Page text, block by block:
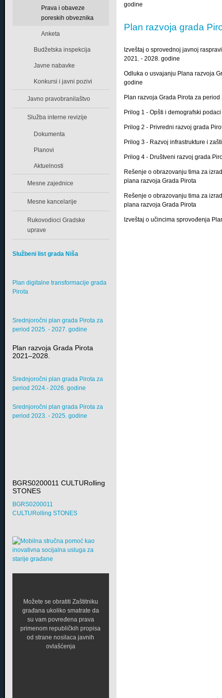
godine
Plan razvoja grada
Izveštaj o sprovednoj javnoj
2021. - 2028. godine
Odluka o usvajanju Plana razvoja
godine
Plan razvoja Grada Pirota za
Prilog 1 - Opšti i demografski
Prilog 2 - Privredni razvoj grada
Prilog 3 - Razvoj infrastrukture i
Prilog 4 - Društveni razvoj grada
Rešenje o obrazovanju tima za
plana razvoja Grada Pirota
Rešenje o obrazovanju tima za
plana razvoja Grada Pirota
Izveštaj o učincima sprovođenja
Prava i obaveze
poreskih obveznika
Anketa
Budžetska inspekcija
Javne nabavke
Konkursi i javni pozivi
Javno pravobranilaštvo
Služba interne revizije
Dokumenta
Planovi
Aktuelnosti
Mesne zajednice
Mesne kancelarije
Rukovodioci Gradske
uprave
Službeni list grada Niša
Plan digitalne transformacije grada
Pirota
Srednjoročni plan grada Pirota za
period 2025. - 2027. godine
Plan razvoja Grada Pirota
2021–2028.
Srednjoročni plan grada Pirota za
period 2024.- 2026. godine
Srednjoročni plan grada Pirota za
period 2023. - 2025. godine
BGRS0200011 CULTURolling
STONES
BGRS0200011
CULTURolling STONES
Možete se obratiti Zaštitniku
građana ukoliko smatrate da
su vam povređena prava
primenom republičkih propisa
od strane nosilaca javnih
ovlašćenja